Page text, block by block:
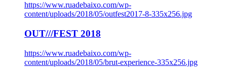
https://www.ruadebaixo.com/wp-
content/uploads/2018/05/outfest2017-8-335x256.jpg
OUT///FEST 2018
https://www.ruadebaixo.com/wp-
content/uploads/2018/05/brut-experience-335x256.jpg